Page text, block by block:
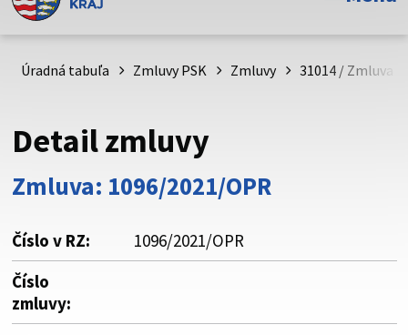
Toto je oficiálna webová stránka Prešovského
psk.sk.
Buďte pozorní a vždy sa uistite, že zdieľate informácie iba
cez zabezpečenú webovú stránku. Zabezpečená stránka
vždy začína https:// pred názvom domény webového sídla.
Úradná tabuľa Zmluvy PSK Zmluvy 31014 / Zmluva
Detail zmluvy
Zmluva: 1096/2021/OPR
Číslo v RZ:
1096/2021/OPR
Číslo
zmluvy: